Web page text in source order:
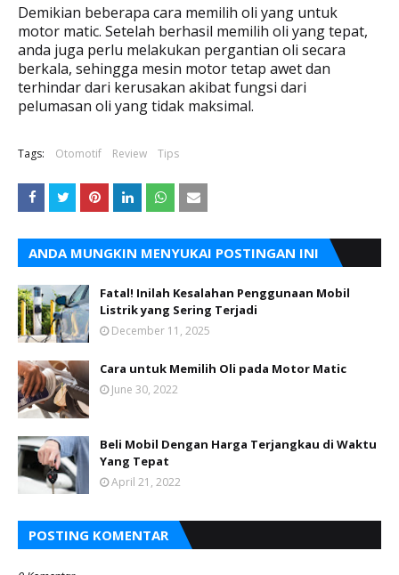
Demikian beberapa cara memilih oli yang untuk
motor matic. Setelah berhasil memilih oli yang tepat,
anda juga perlu melakukan pergantian oli secara
berkala, sehingga mesin motor tetap awet dan
terhindar dari kerusakan akibat fungsi dari
pelumasan oli yang tidak maksimal.
Tags: Otomotif Review Tips
ANDA MUNGKIN MENYUKAI POSTINGAN INI
Fatal! Inilah Kesalahan Penggunaan Mobil
Listrik yang Sering Terjadi
December 11, 2025
Cara untuk Memilih Oli pada Motor Matic
June 30, 2022
Beli Mobil Dengan Harga Terjangkau di Waktu
Yang Tepat
April 21, 2022
POSTING KOMENTAR